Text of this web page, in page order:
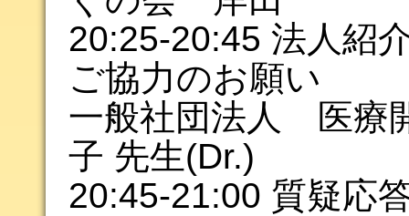
20:25-20:45 法人紹
ご協力のお願い
一般社団法人 医
子 先生(Dr.)
20:45-21:00 質疑応